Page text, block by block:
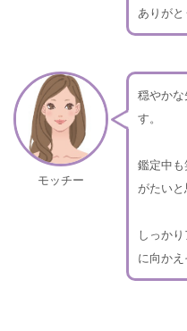
ありがと
モッチー
穏やか
す。
鑑定中
がたいと
しっか
に向かえ